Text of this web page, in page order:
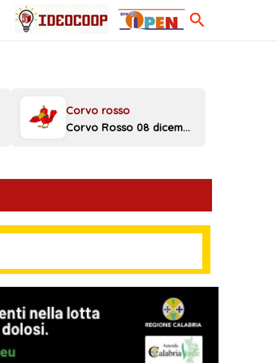
Cerca
Corvo Rosso 08 dicembre 2025